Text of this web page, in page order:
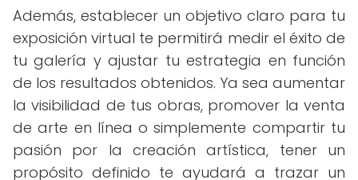
Además, establecer un objetivo claro para tu
exposición virtual te permitirá medir el éxito de
tu galería y ajustar tu estrategia en función
de los resultados obtenidos. Ya sea aumentar
la visibilidad de tus obras, promover la venta
de arte en línea o simplemente compartir tu
pasión por la creación artística, tener un
propósito definido te ayudará a trazar un